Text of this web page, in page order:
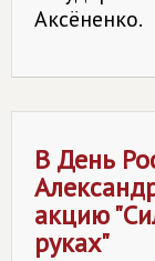
Аксёненко.
В День
акцию
руках"